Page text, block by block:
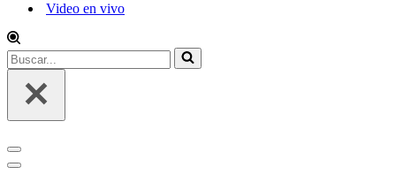
Video en vivo
Buscar...
Menú
de
Menú